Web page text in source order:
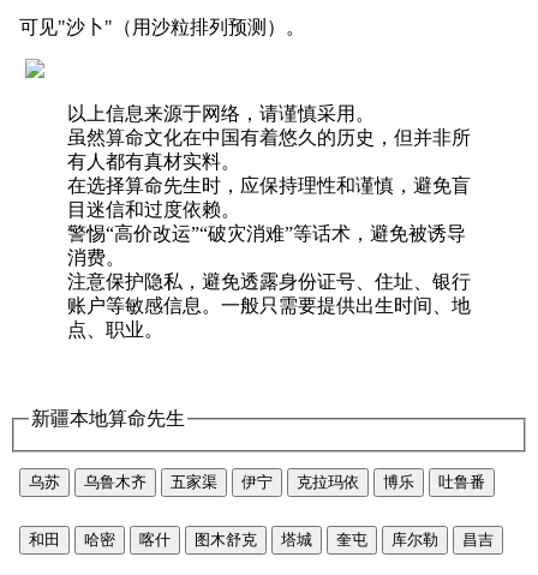
可见"沙卜"（用沙粒排列预测）。
以上信息来源于网络，请谨慎采用。
虽然算命文化在中国有着悠久的历史，但并非所
有人都有真材实料。
在选择算命先生时，应保持理性和谨慎，避免盲
目迷信和过度依赖。
警惕“高价改运”“破灾消难”等话术，避免被诱导
消费。
注意保护隐私，避免透露身份证号、住址、银行
账户等敏感信息。一般只需要提供出生时间、地
点、职业。
新疆本地算命先生
乌苏 乌鲁木齐 五家渠 伊宁 克拉玛依 博乐 吐鲁番
和田 哈密 喀什 图木舒克 塔城 奎屯 库尔勒 昌吉